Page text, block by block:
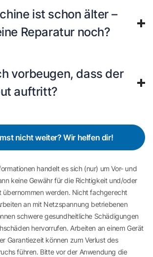
ist schon älter –
Reparatur noch?
vorbeugen, dass der
auftritt?
nicht weiter? Wir helfen dir!
handelt es sich (nur) um Vor- und
keine Gewähr für die Richtigkeit und/oder
übernommen werden. Nicht fachgerecht
an mit Netzspannung betriebenen
schwere gesundheitliche Schädigungen
hervorrufen. Arbeiten an einem Gerät
Garantiezeit können zum Verlust des
führen. Bitte vor der Anwendung die